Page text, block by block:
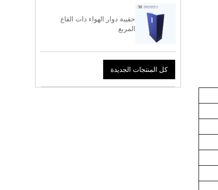
حقيبة دوار الهواء ذات القاع
المربع
كل المنتجات الجديدة